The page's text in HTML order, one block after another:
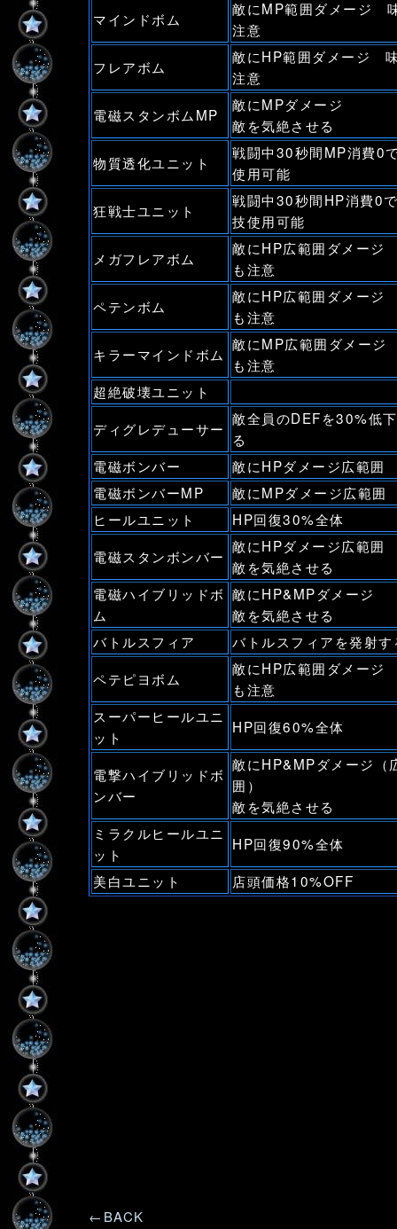
マインドボム
敵にMP範囲ダメージ
注意
フレアボム
敵にHP範囲ダメージ
注意
電磁スタンボムMP
敵にMPダメージ
敵を気絶させる
物質透化ユニット
戦闘中30秒間MP消費0
使用可能
狂戦士ユニット
戦闘中30秒間HP消費0
技使用可能
メガフレアボム
敵にHP広範囲ダメー
も注意
ペテンボム
敵にHP広範囲ダメー
も注意
キラーマインドボム
敵にMP広範囲ダメー
も注意
超絶破壊ユニット
ディグレデューサー
敵全員のDEFを30%低
る
電磁ボンバー
敵にHPダメージ広範囲
電磁ボンバーMP
敵にMPダメージ広範囲
ヒールユニット
HP回復30%全体
電磁スタンボンバー
敵にHPダメージ広範囲
敵を気絶させる
電磁ハイブリッドボ
ム
敵にHP&MPダメージ
敵を気絶させる
バトルスフィア
バトルスフィアを発射す
ペテピヨボム
敵にHP広範囲ダメー
も注意
スーパーヒールユニ
ット
HP回復60%全体
電撃ハイブリッドボ
ンバー
敵にHP&MPダメージ（
囲）
敵を気絶させる
ミラクルヒールユニ
ット
HP回復90%全体
美白ユニット
店頭価格10%OFF
←BACK